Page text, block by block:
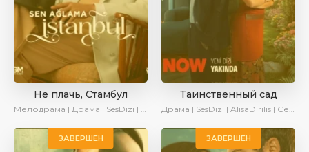
Не плачь, Стамбул
Мелодрама | Драма | SesDizi | Сериалы 2024
Таинственный сад
Драма | SesDizi | AlisaDirilis | Сериалы 2024
ЗАВЕРШЕН ЗАВЕРШЕН